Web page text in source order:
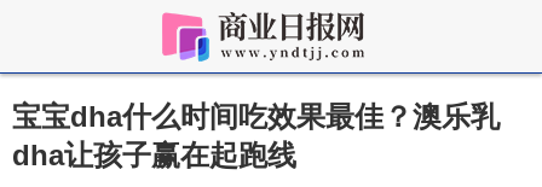
宝宝dha什么时间吃效果最佳？澳乐乳
dha让孩子赢在起跑线